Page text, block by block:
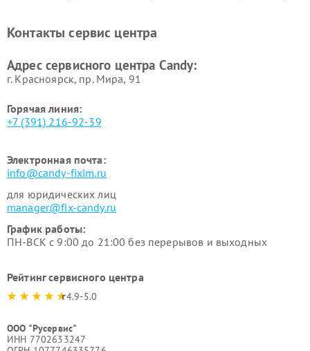
Контакты сервис центра
Адрес сервисного центра Candy:
г. Красноярск, ​пр. Мира, 91
Горячая линия:
+7 (391) 216-92-39
Электронная почта:
info@candy-fixim.ru
для юридических лиц
manager@fix-candy.ru
График работы:
ПН-ВСК с 9:00 до 21:00 без перерывов и выходных
Рейтинг сервисного центра
4.9-5.0
ООО "Русервис"
ИНН 7702633247